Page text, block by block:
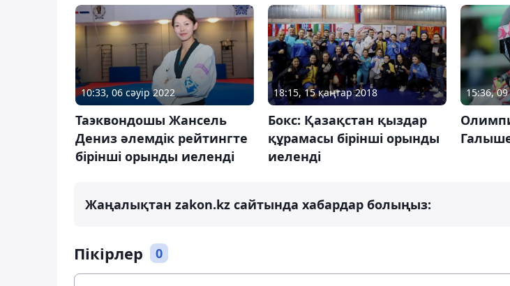
10:33, 06 сәуір 2022
Таэквондошы Жансель
Дениз әлемдік рейтингте
бірінші орынды иеленді
18:15, 15 қаңтар 2018
Бокс: Қазақстан қыздар
құрамасы бірінші орынды
иеленді
15:36,
Жаңалықтан zakon.kz сайтында хабардар болыңыз:
Пікірлер 0